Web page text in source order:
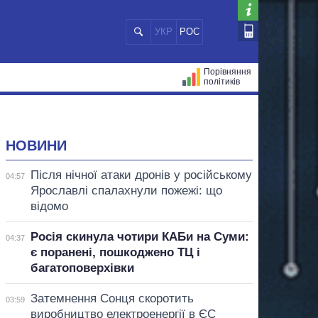
УКР РОС
Порівняння
політиків
НОВИНИ
04:57
Після нічної атаки дронів у російському
Ярославлі спалахнули пожежі: що
відомо
04:37
Росія скинула чотири КАБи на Суми:
є поранені, пошкоджено ТЦ і
багатоповерхівки
03:59
Затемнення Сонця скоротить
виробництво електроенергії в ЄС